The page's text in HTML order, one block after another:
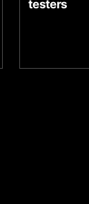
testers